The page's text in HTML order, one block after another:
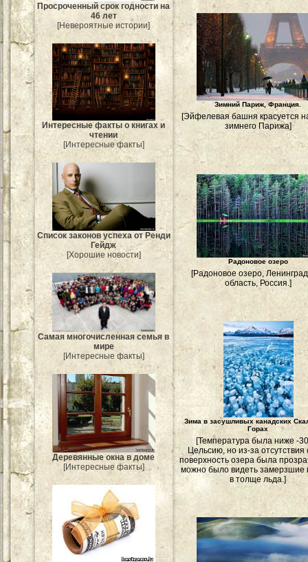
Просроченный срок годности на
46 лет
[Невероятные истории]
Интересные факты о книгах и
чтении
[Интересные факты]
Список законов успеха от Ренди
Гейдж
[Хорошие новости]
Самая многочисленная семья в
мире
[Интересные факты]
Деревянные окна в доме
[Интересные факты]
Зимний Париж, Франция.
[Эйфелевая башня красуется
зимнего Парижа]
Радоновое озеро
[Радоновое озеро,
область, Россия.]
Зима в засушливых канадских
Горах
[Температура была ниже -
Цельсию, но из-за отсутствия
поверхность озера была
можно было видеть замерзшие
в толще льда.]